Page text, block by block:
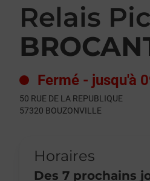
Relais
Fermé - jusqu'à
50 RUE DE LA REPUBLIQUE
57320 BOUZONVILLE
Horaires
Des 7 prochains